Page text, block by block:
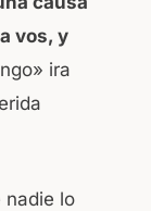
vos, y
ira
nadie lo